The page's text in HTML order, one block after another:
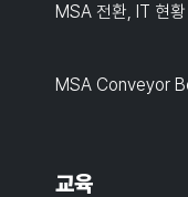
MSA 전환, IT 현
MSA Conveyor
교육